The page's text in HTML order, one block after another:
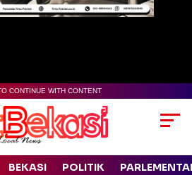
CONTINUE WITH CONTENT
BEKASI POLITIK